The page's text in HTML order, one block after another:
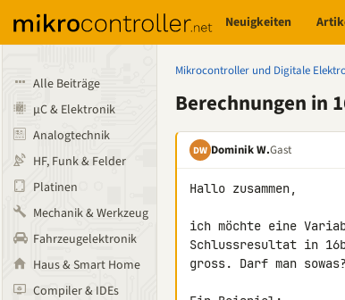
Neuigkeiten
Alle Beiträge
µC & Elektronik
Analogtechnik
HF, Funk & Felder
Platinen
Mechanik & Werkzeug
Fahrzeugelektronik
Haus & Smart Home
Compiler & IDEs
Mikrocontroller und Digitale
Berechnungen in
DW Dominik W.Gast
Hallo zusammen,
ich möchte eine
Schlussresultat in
gross. Darf man sowas?